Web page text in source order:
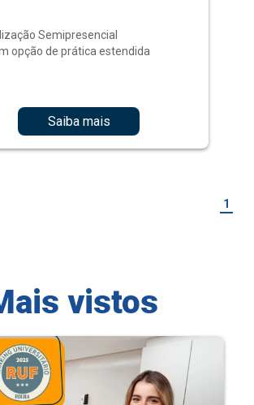
Semipresencial
opção de prática estendida
Saiba mais
1
vistos